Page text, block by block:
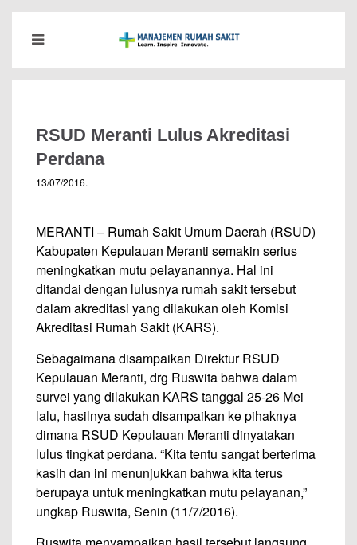
RSUD Meranti Lulus Akreditasi
Perdana
13/07/2016.
MERANTI – Rumah Sakit Umum Daerah (RSUD)
Kabupaten Kepulauan Meranti semakin serius
meningkatkan mutu pelayanannya. Hal ini
ditandai dengan lulusnya rumah sakit tersebut
dalam akreditasi yang dilakukan oleh Komisi
Akreditasi Rumah Sakit (KARS).
Sebagaimana disampaikan Direktur RSUD
Kepulauan Meranti, drg Ruswita bahwa dalam
survei yang dilakukan KARS tanggal 25-26 Mei
lalu, hasilnya sudah disampaikan ke pihaknya
dimana RSUD Kepulauan Meranti dinyatakan
lulus tingkat perdana. “Kita tentu sangat berterima
kasih dan ini menunjukkan bahwa kita terus
berupaya untuk meningkatkan mutu pelayanan,”
ungkap Ruswita, Senin (11/7/2016).